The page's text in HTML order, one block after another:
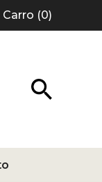
Carro (0)